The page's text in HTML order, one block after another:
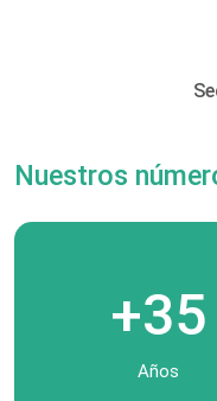
Nuestros
+35
Años